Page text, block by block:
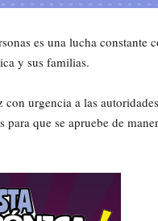
es una lucha constante
y sus familias.
urgencia a las
que se apruebe de